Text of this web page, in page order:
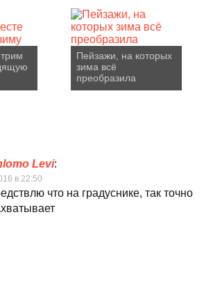
Пейзажи, на которых
зима всё
преобразила
Levi:
в 22:50
что на градуснике, так точно